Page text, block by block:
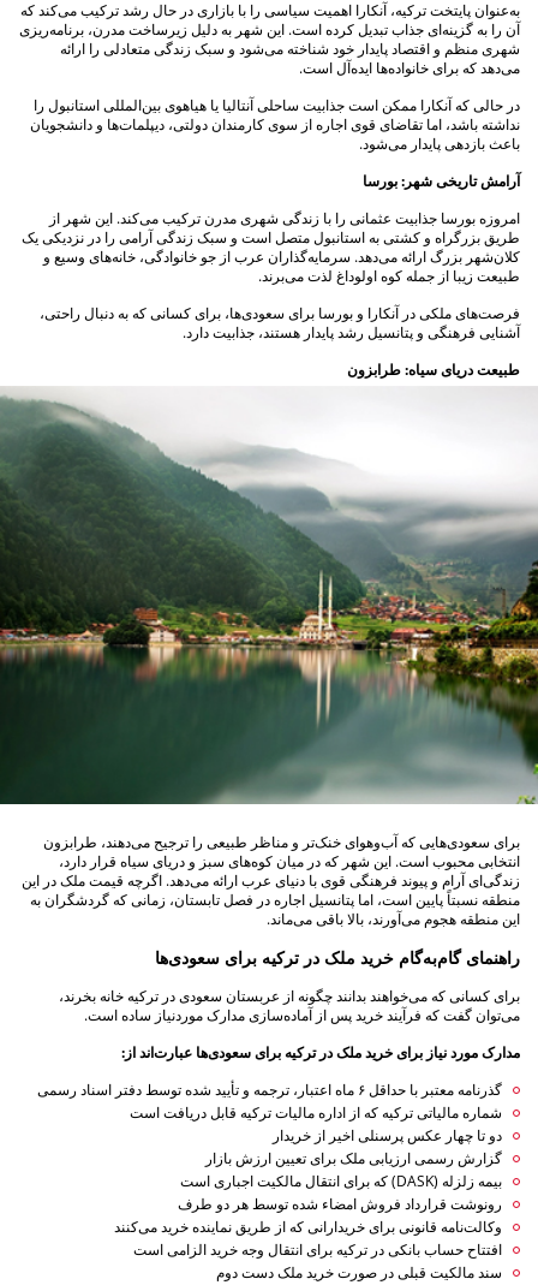
به‌عنوان پایتخت ترکیه، آنکارا اهمیت سیاسی را با بازاری در حال رشد ترکیب می‌کند که
آن را به گزینه‌ای جذاب تبدیل کرده است. این شهر به دلیل زیرساخت مدرن، برنامه‌ریزی
شهری منظم و اقتصاد پایدار خود شناخته می‌شود و سبک زندگی متعادلی را ارائه
می‌دهد که برای خانواده‌ها ایده‌آل است.
در حالی که آنکارا ممکن است جذابیت ساحلی آنتالیا یا هیاهوی بین‌المللی استانبول را
نداشته باشد، اما تقاضای قوی اجاره از سوی کارمندان دولتی، دیپلمات‌ها و دانشجویان
باعث بازدهی پایدار می‌شود.
آرامش تاریخی شهر: بورسا
امروزه بورسا جذابیت عثمانی را با زندگی شهری مدرن ترکیب می‌کند. این شهر از
طریق بزرگراه و کشتی به استانبول متصل است و سبک زندگی آرامی را در نزدیکی یک
کلان‌شهر بزرگ ارائه می‌دهد. سرمایه‌گذاران عرب از جو خانوادگی، خانه‌های وسیع و
طبیعت زیبا از جمله کوه اولوداغ لذت می‌برند.
فرصت‌های ملکی در آنکارا و بورسا برای سعودی‌ها، برای کسانی که به دنبال راحتی،
آشنایی فرهنگی و پتانسیل رشد پایدار هستند، جذابیت دارد.
طبیعت دریای سیاه: طرابزون
برای سعودی‌هایی که آب‌وهوای خنک‌تر و مناظر طبیعی را ترجیح می‌دهند، طرابزون
انتخابی محبوب است. این شهر که در میان کوه‌های سبز و دریای سیاه قرار دارد،
زندگی‌ای آرام و پیوند فرهنگی قوی با دنیای عرب ارائه می‌دهد. اگرچه قیمت ملک در این
منطقه نسبتاً پایین است، اما پتانسیل اجاره در فصل تابستان، زمانی که گردشگران به
این منطقه هجوم می‌آورند، بالا باقی می‌ماند.
راهنمای گام‌به‌گام خرید ملک در ترکیه برای سعودی‌ها
برای کسانی که می‌خواهند بدانند چگونه از عربستان سعودی در ترکیه خانه بخرند،
می‌توان گفت که فرآیند خرید پس از آماده‌سازی مدارک موردنیاز ساده است.
مدارک مورد نیاز برای خرید ملک در ترکیه برای سعودی‌ها عبارت‌اند از:
گذرنامه معتبر با حداقل ۶ ماه اعتبار، ترجمه و تأیید شده توسط دفتر اسناد رسمی
شماره مالیاتی ترکیه که از اداره مالیات ترکیه قابل دریافت است
دو تا چهار عکس پرسنلی اخیر از خریدار
گزارش رسمی ارزیابی ملک برای تعیین ارزش بازار
بیمه زلزله (DASK) که برای انتقال مالکیت اجباری است
رونوشت قرارداد فروش امضاء شده توسط هر دو طرف
وکالت‌نامه قانونی برای خریدارانی که از طریق نماینده خرید می‌کنند
افتتاح حساب بانکی در ترکیه برای انتقال وجه خرید الزامی است
سند مالکیت قبلی در صورت خرید ملک دست دوم